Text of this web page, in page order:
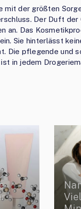
mit der größten
Der Duft
an. Das
Sie hinterlässt
Die pflegende und
in jedem